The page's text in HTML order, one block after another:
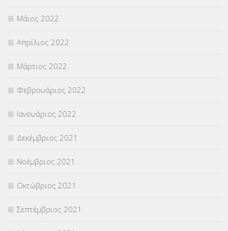
Μάιος 2022
Απρίλιος 2022
Μάρτιος 2022
Φεβρουάριος 2022
Ιανουάριος 2022
Δεκέμβριος 2021
Νοέμβριος 2021
Οκτώβριος 2021
Σεπτέμβριος 2021